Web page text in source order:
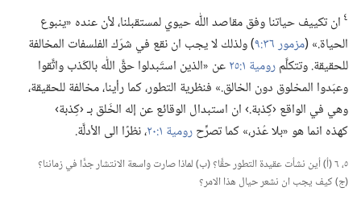
٤ ان تكييف حياتنا وفق مقاصد اللّٰه حيوي لمستقبلنا،‏ لأن عنده «ينبوع
الحياة.‏» (‏مزمور ٣٦:‏٩
‏)‏ ولذلك لا يجب ان نقع في شرَك الفلسفات المخالفة
للحقيقة.‏ وتتكلَّمرومية ١:‏٢٥
عن «الذين استَبدلوا حقَّ اللّٰه بالكَذب واتَّقوا
وعبَدوا المخلوق دون الخالق.‏» فنظرية التطور،‏ كما رأينا،‏ مخالفة للحقيقة،‏
وهي في الواقع ‹كِذبة.‏› ان استبدال الوقائع عن إله الخَلق بـ‍ ‹كِذبة›
كهذه انما هو «بلا عُذر،‏» كما تصرِّحرومية ١:‏٢٠ ‏،‏ نظرًا الى الأدلَّة.‏
٥،‏ ٦ (‏أ)‏ أين نشأت عقيدة التطور حقًّا؟‏ (‏ب)‏ لماذا صارت واسعة الانتشار جدًّا في زماننا؟‏
(‏ج)‏ كيف يجب ان نشعر حيال هذا الامر؟‏